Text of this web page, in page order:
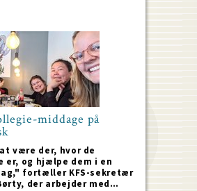
middage på
være der, hvor de
er, og hjælpe dem i en
fortæller KFS-sekretær
der arbejder med…